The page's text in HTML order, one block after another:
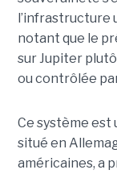
l’infrastructure
notant que le
sur Jupiter
ou contrôlée
Ce système est
situé en
américaines, a